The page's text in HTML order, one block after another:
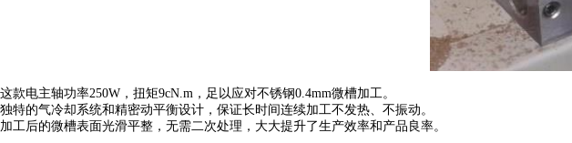
这款电主轴功率250W，扭矩9cN.m，足以应对不锈钢0.4mm微槽加工。
独特的气冷却系统和精密动平衡设计，保证长时间连续加工不发热、不振动。
加工后的微槽表面光滑平整，无需二次处理，大大提升了生产效率和产品良率。